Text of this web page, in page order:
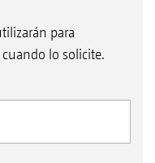
para
lo solicite.